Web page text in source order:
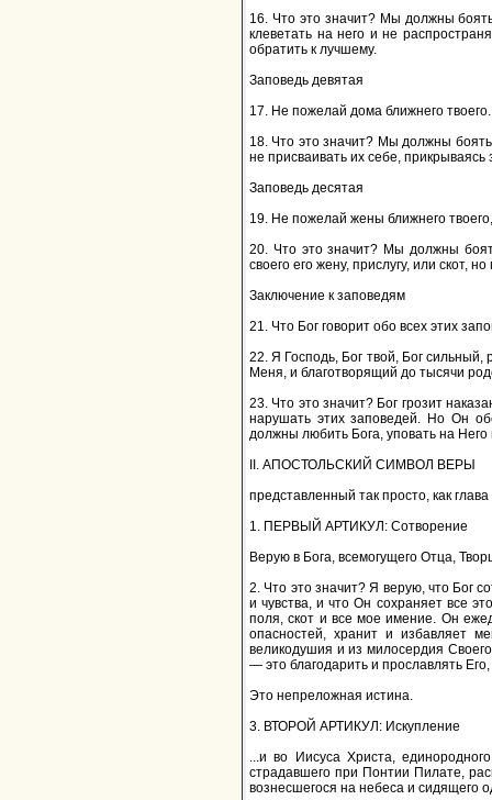
16. Что это значит? Мы должны
клеветать на него и не
обратить к лучшему.
Заповедь девятая
17. Не пожелай дома ближнего твоего.
18. Что это значит? Мы должны
не присваивать их себе,
Заповедь десятая
19. Не пожелай жены ближнего твоего,
20. Что это значит? Мы должны
своего его жену, прислугу, или скот,
Заключение к заповедям
21. Что Бог говорит обо всех этих
22. Я Господь, Бог твой, Бог
Меня, и благотворящий до тысячи
23. Что это значит? Бог грозит
нарушать этих заповедей. Но Он
должны любить Бога, уповать на
II. АПОСТОЛЬСКИЙ СИМВОЛ ВЕРЫ
представленный так просто, как
1. ПЕРВЫЙ АРТИКУЛ: Сотворение
Верую в Бога, всемогущего Отца,
2. Что это значит? Я верую, что Бог
и чувства, и что Он сохраняет все
поля, скот и все мое имение. Он
опасностей, хранит и избавляет
великодушия и из милосердия
— это благодарить и прославлять
Это непреложная истина.
3. ВТОРОЙ АРТИКУЛ: Искупление
...и во Иисуса Христа,
страдавшего при Понтии Пилате,
вознесшегося на небеса и сидящего